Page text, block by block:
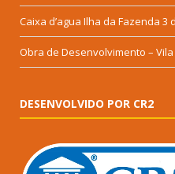
Caixa d’agua Ilha da Fazenda 3
Obra de Desenvolvimento –
DESENVOLVIDO POR CR2